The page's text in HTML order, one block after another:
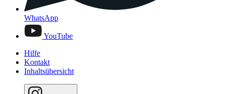
WhatsApp
YouTube
Hilfe
Kontakt
Inhaltsübersicht